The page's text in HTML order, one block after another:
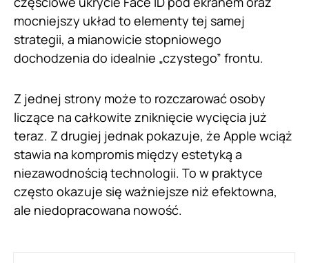
mocniejszy układ to elementy tej samej
strategii, a mianowicie stopniowego
dochodzenia do idealnie „czystego” frontu.
Z jednej strony może to rozczarować osoby
liczące na całkowite zniknięcie wycięcia już
teraz. Z drugiej jednak pokazuje, że Apple wciąż
stawia na kompromis między estetyką a
niezawodnością technologii. To w praktyce
często okazuje się ważniejsze niż efektowna,
ale niedopracowana nowość.